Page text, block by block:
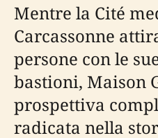
Mentre la Cité
Carcassonne
persone con le
bastioni, Maison
prospettiva
radicata nella